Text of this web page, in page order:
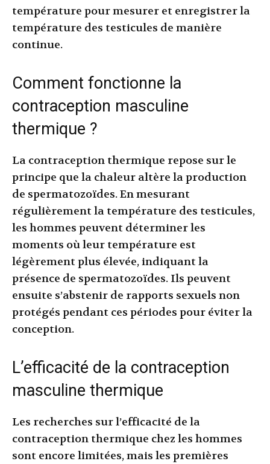
température pour mesurer et enregistrer la
température des testicules de manière
continue.
Comment fonctionne la
contraception masculine
thermique ?
La contraception thermique repose sur le
principe que la chaleur altère la production
de spermatozoïdes. En mesurant
régulièrement la température des testicules,
les hommes peuvent déterminer les
moments où leur température est
légèrement plus élevée, indiquant la
présence de spermatozoïdes. Ils peuvent
ensuite s’abstenir de rapports sexuels non
protégés pendant ces périodes pour éviter la
conception.
L’efficacité de la contraception
masculine thermique
Les recherches sur l’efficacité de la
contraception thermique chez les hommes
sont encore limitées, mais les premières